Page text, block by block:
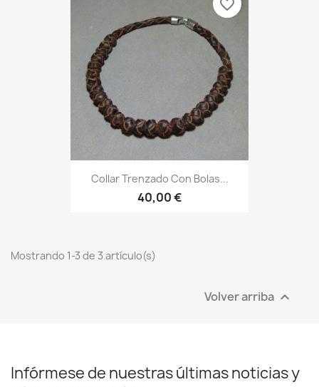
Collar Trenzado Con Bolas...
40,00 €
favorite_border
Mostrando 1-3 de 3 artículo(s)
Volver arriba 
Infórmese de nuestras últimas noticias y